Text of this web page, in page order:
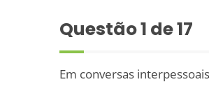
Questão1 de 17
Em conversas